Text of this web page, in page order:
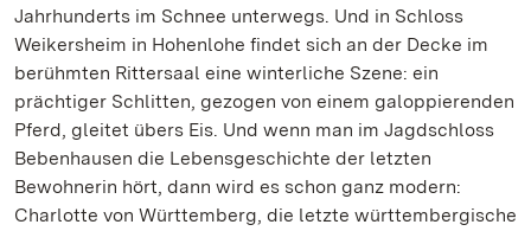
Jahrhunderts im Schnee unterwegs. Und in Schloss
Weikersheim in Hohenlohe findet sich an der Decke im
berühmten Rittersaal eine winterliche Szene: ein
prächtiger Schlitten, gezogen von einem galoppierenden
Pferd, gleitet übers Eis. Und wenn man im Jagdschloss
Bebenhausen die Lebensgeschichte der letzten
Bewohnerin hört, dann wird es schon ganz modern:
Charlotte von Württemberg, die letzte württembergische